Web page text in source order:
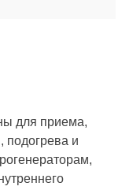
для приема,
подогрева и